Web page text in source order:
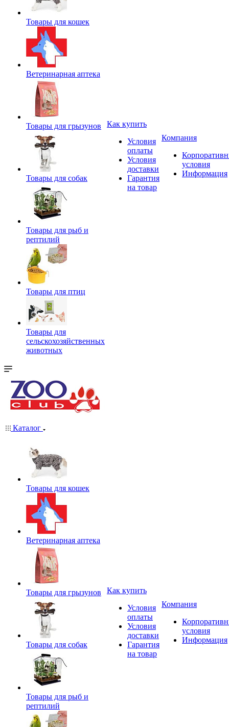
Товары для кошек
Ветеринарная аптека
Товары для грызунов
Товары для собак
Товары для рыб и
рептилий
Товары для птиц
Товары для
сельскохозяйственных
животных
Как купить
Условия
оплаты
Условия
доставки
Гарантия
на товар
Компания
условия
Информация
Каталог
Товары для кошек
Ветеринарная аптека
Товары для грызунов
Товары для собак
Товары для рыб и
рептилий
Как купить
Условия
оплаты
Условия
доставки
Гарантия
на товар
Компания
условия
Информация